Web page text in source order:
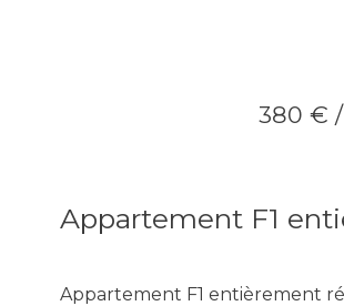
380 €
Appartement F1
Appartement F1 entièrement